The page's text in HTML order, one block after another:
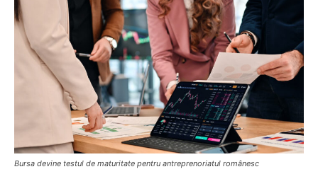
Bursa devine testul de maturitate pentru antreprenoriatul românesc